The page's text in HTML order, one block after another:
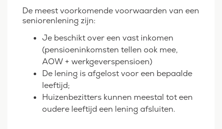
De meest voorkomende voorwaarden van een
seniorenlening zijn:
Je beschikt over een vast inkomen
(pensioeninkomsten tellen ook mee,
AOW + werkgeverspensioen)
De lening is afgelost voor een bepaalde
leeftijd;
Huizenbezitters kunnen meestal tot een
oudere leeftijd een lening afsluiten.